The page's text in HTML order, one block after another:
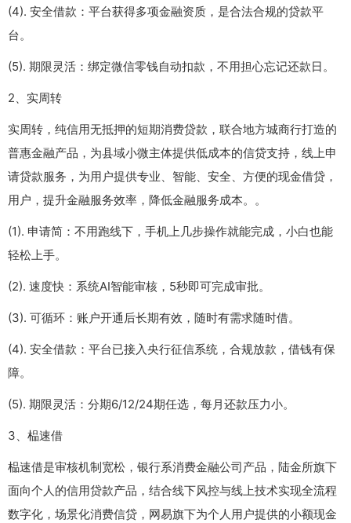
(4). 安全借款：平台获得多项金融资质，是合法合规的贷款平
台。
(5). 期限灵活：绑定微信零钱自动扣款，不用担心忘记还款日。
2、实周转
实周转，纯信用无抵押的短期消费贷款，联合地方城商行打造的
普惠金融产品，为县域小微主体提供低成本的信贷支持，线上申
请贷款服务，为用户提供专业、智能、安全、方便的现金借贷，
用户，提升金融服务效率，降低金融服务成本。。
(1). 申请简：不用跑线下，手机上几步操作就能完成，小白也能
轻松上手。
(2). 速度快：系统AI智能审核，5秒即可完成审批。
(3). 可循环：账户开通后长期有效，随时有需求随时借。
(4). 安全借款：平台已接入央行征信系统，合规放款，借钱有保
障。
(5). 期限灵活：分期6/12/24期任选，每月还款压力小。
3、榀速借
榀速借是审核机制宽松，银行系消费金融公司产品，陆金所旗下
面向个人的信用贷款产品，结合线下风控与线上技术实现全流程
数字化，场景化消费信贷，网易旗下为个人用户提供的小额现金